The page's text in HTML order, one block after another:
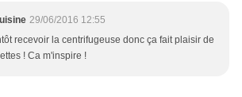
29/06/2016 12:55
recevoir la centrifugeuse donc ça fait plaisir de
! Ca m'inspire !